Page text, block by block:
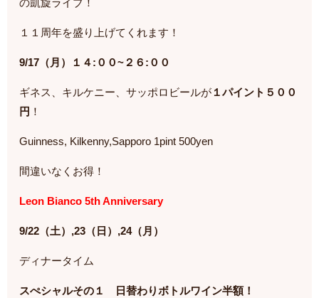
の凱旋ライブ！
１１周年を盛り上げてくれます！
9/17（月）１４:００~２６:００
ギネス、キルケニー、サッポロビールが １パイント５００
円 ！
Guinness, Kilkenny,Sapporo 1pint 500yen
間違いなくお得！
Leon Bianco 5th Anniversary
9/22（土）,23（日）,24（月）
ディナータイム
スぺシャルその１ 日替わりボトルワイン半額！